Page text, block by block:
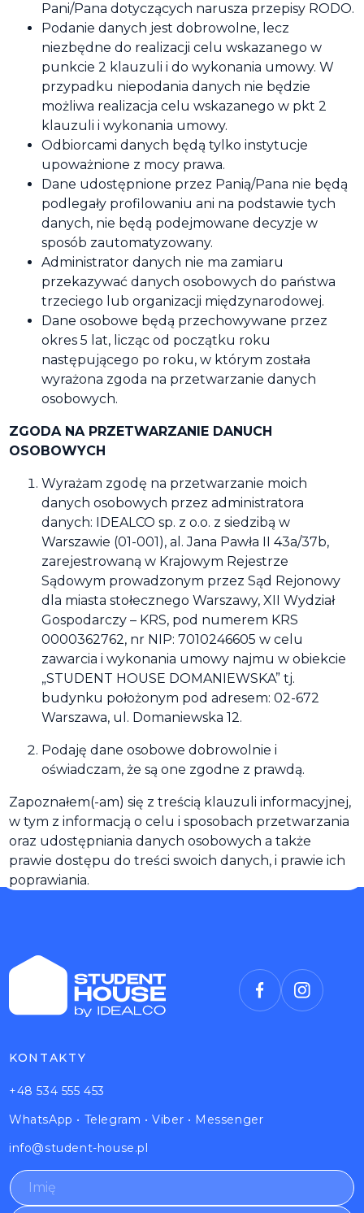
Pani/Pana dotyczących narusza przepisy RODO.
Podanie danych jest dobrowolne, lecz
niezbędne do realizacji celu wskazanego w
punkcie 2 klauzuli i do wykonania umowy. W
przypadku niepodania danych nie będzie
możliwa realizacja celu wskazanego w pkt 2
klauzuli i wykonania umowy.
Odbiorcami danych będą tylko instytucje
upoważnione z mocy prawa.
Dane udostępnione przez Panią/Pana nie będą
podlegały profilowaniu ani na podstawie tych
danych, nie będą podejmowane decyzje w
sposób zautomatyzowany.
Administrator danych nie ma zamiaru
przekazywać danych osobowych do państwa
trzeciego lub organizacji międzynarodowej.
Dane osobowe będą przechowywane przez
okres 5 lat, licząc od początku roku
następującego po roku, w którym została
wyrażona zgoda na przetwarzanie danych
osobowych.
ZGODA NA PRZETWARZANIE DANUCH
OSOBOWYCH
Wyrażam zgodę na przetwarzanie moich
danych osobowych przez administratora
danych: IDEALCO sp. z o.o. z siedzibą w
Warszawie (01-001), al. Jana Pawła II 43a/37b,
zarejestrowaną w Krajowym Rejestrze
Sądowym prowadzonym przez Sąd Rejonowy
dla miasta stołecznego Warszawy, XII Wydział
Gospodarczy – KRS, pod numerem KRS
0000362762, nr NIP: 7010246605 w celu
zawarcia i wykonania umowy najmu w obiekcie
„STUDENT HOUSE DOMANIEWSKA” tj.
budynku położonym pod adresem: 02-672
Warszawa, ul. Domaniewska 12.
Podaję dane osobowe dobrowolnie i
oświadczam, że są one zgodne z prawdą.
Zapoznałem(-am) się z treścią klauzuli informacyjnej,
w tym z informacją o celu i sposobach przetwarzania
oraz udostępniania danych osobowych a także
prawie dostępu do treści swoich danych, i prawie ich
poprawiania.
KONTAKTY
+48 534 555 453
WhatsApp • Telegram •Viber • Messenger
info@student-house.pl
N
a
m
Q
u
e